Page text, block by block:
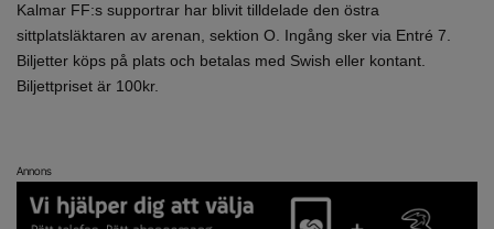
Kalmar FF:s supportrar har blivit tilldelade den östra
sittplatsläktaren av arenan, sektion O. Ingång sker via Entré 7.
Biljetter köps på plats och betalas med Swish eller kontant.
Biljettpriset är 100kr.
Annons